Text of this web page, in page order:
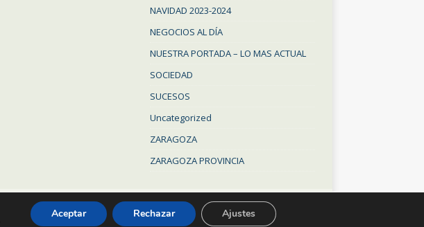
NAVIDAD 2023-2024
NEGOCIOS AL DÍA
NUESTRA PORTADA – LO MAS ACTUAL
SOCIEDAD
SUCESOS
Uncategorized
ZARAGOZA
ZARAGOZA PROVINCIA
Aceptar Rechazar Ajustes